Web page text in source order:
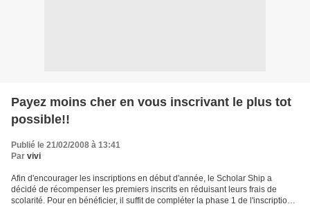
Payez moins cher en vous inscrivant le plus tot
possible!!
Publié le 21/02/2008 à 13:41
Par vivi
Afin d'encourager les inscriptions en début d'année, le Scholar Ship a
décidé de récompenser les premiers inscrits en réduisant leurs frais de
scolarité. Pour en bénéficier, il suffit de compléter la phase 1 de l'inscription,